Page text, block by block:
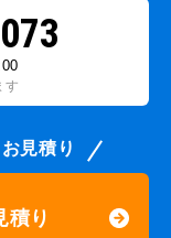
す
見積り
積り